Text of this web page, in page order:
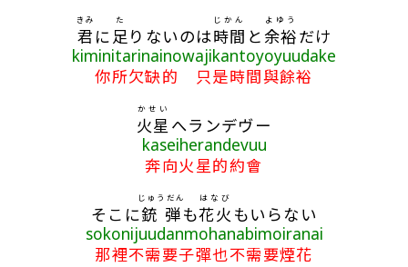
君
きみ
に足
た
りないのは時間
じかん
と余裕
よゆう
だけ
kiminitarinainowajikantoyoyuudake
你所欠缺的 只是時間與餘裕
火星
かせい
へランデヴー
kaseiherandevuu
奔向火星的約會
そこに銃弾
じゅうだん
も花火
はなび
もいらない
sokonijuudanmohanabimoiranai
那裡不需要子彈也不需要煙花